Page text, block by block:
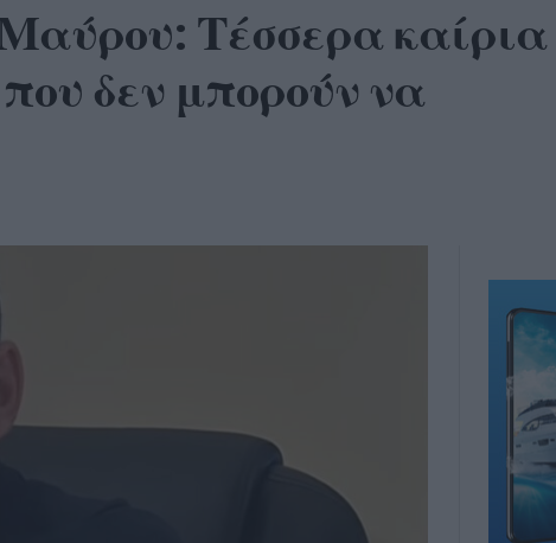
Τέσσερα καίρια
δεν μπορούν να